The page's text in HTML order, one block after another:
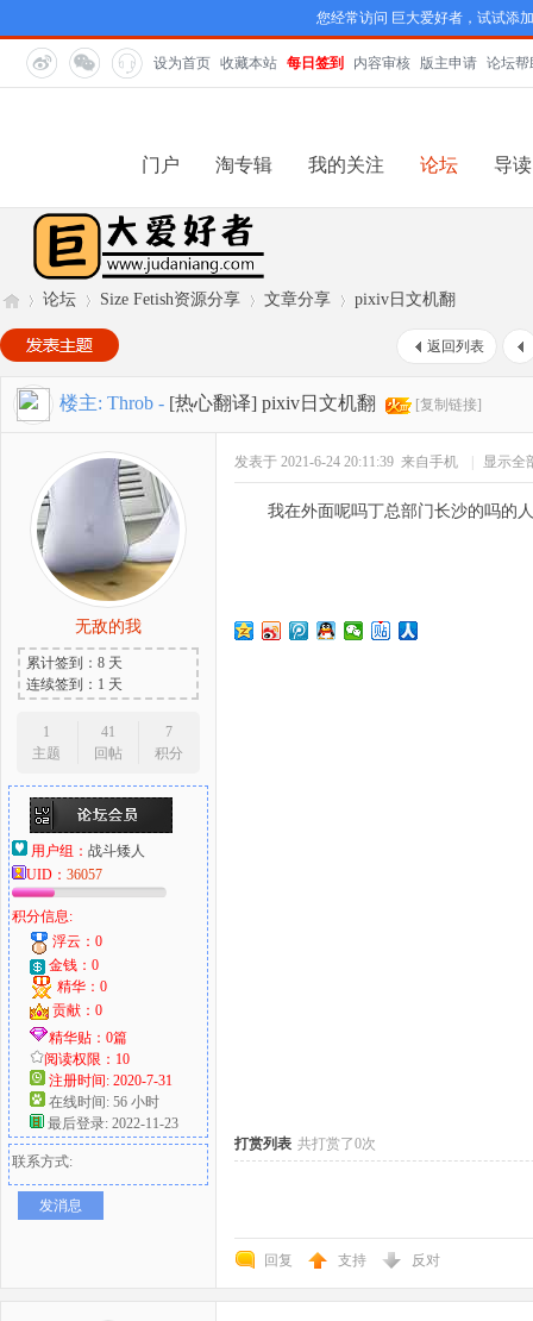
您经常访问 巨大爱好者，试试添
设为首页 收藏本站 每日签到 内容审核 版主申请 论坛帮
门户 淘专辑 我的关注 论坛 导读
巨
爱
好
»
论坛
›
Size Fetish资源分享
›
文章分享
›
pixiv日文机翻
返回列表
楼主: Throb - [热心翻译] pixiv日文机翻 [复制链接]
无敌的我
累计签到：8 天
连续签到：1 天
1
主题
41
回帖
7
积分
用户组： 战斗矮人
UID： 36057
积分信息:
浮云：0
金钱：0
精华：0
贡献：0
精华贴：0篇
阅读权限：10
注册时间: 2020-7-31
在线时间: 56 小时
最后登录: 2022-11-23
联系方式:
发消息
发表于 2021-6-24 20:11:39 来自手机 显示全
我在外面呢吗丁总部门长沙的吗的
打赏列表 共打赏了0次
回复 支持 反对